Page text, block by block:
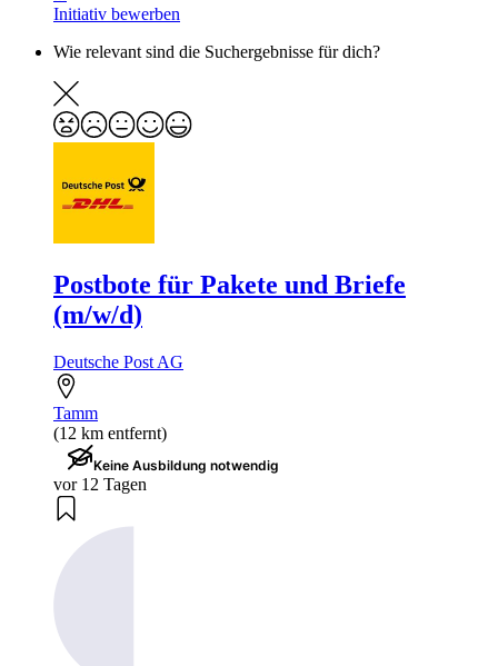
Initiativ bewerben
Wie relevant sind die Suchergebnisse für dich?
Postbote für Pakete und Briefe
(m/w/d)
Deutsche Post AG
Tamm
(12 km entfernt)
Keine Ausbildung notwendig
vor 12 Tagen